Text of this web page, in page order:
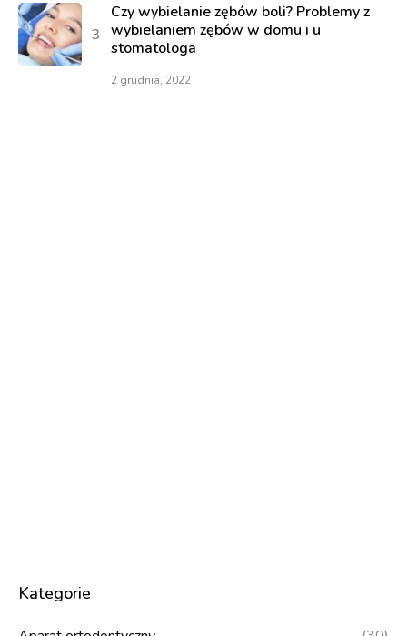
Czy wybielanie zębów boli? Problemy z
wybielaniem zębów w domu i u
stomatologa
2 grudnia, 2022
Kategorie